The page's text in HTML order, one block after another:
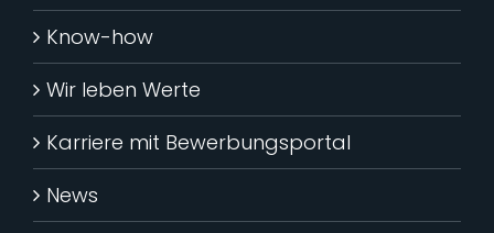
Know-how
Wir leben Werte
Karriere mit Bewerbungsportal
News